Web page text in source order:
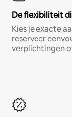
De flexibiliteit
Kies je exacte
reserveer
verplichtingen